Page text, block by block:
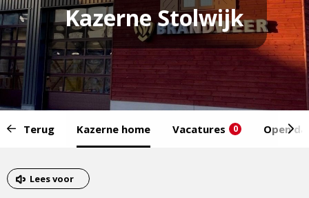
Kazerne Stolwijk
van
menu:
Terug Kazerne home Vacatures 0 Open
van
het
Lees voor